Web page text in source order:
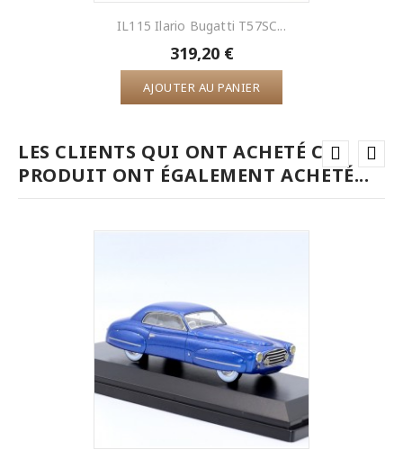
IL115 Ilario Bugatti T57SC...
319,20 €
AJOUTER AU PANIER
LES CLIENTS QUI ONT ACHETÉ CE
PRODUIT ONT ÉGALEMENT ACHETÉ...